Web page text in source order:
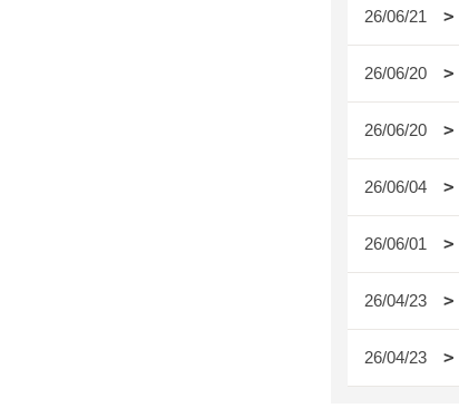
26/06/21
26/06/20
26/06/20
26/06/04
26/06/01
26/04/23
26/04/23